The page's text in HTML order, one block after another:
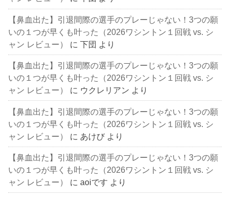
【鼻血出た】引退間際の選手のプレーじゃない！3つの願
いの１つが早くも叶った（2026ワシントン１回戦 vs. シ
ャン レビュー）
に下団 より
【鼻血出た】引退間際の選手のプレーじゃない！3つの願
いの１つが早くも叶った（2026ワシントン１回戦 vs. シ
ャン レビュー）
に ウクレリアン より
【鼻血出た】引退間際の選手のプレーじゃない！3つの願
いの１つが早くも叶った（2026ワシントン１回戦 vs. シ
ャン レビュー）
に あけび より
【鼻血出た】引退間際の選手のプレーじゃない！3つの願
いの１つが早くも叶った（2026ワシントン１回戦 vs. シ
ャン レビュー）
にaoiです より